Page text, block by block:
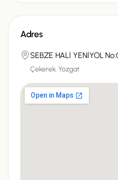
Adres
SEBZE HALİ YENİYOL
Çekerek,Yozgat